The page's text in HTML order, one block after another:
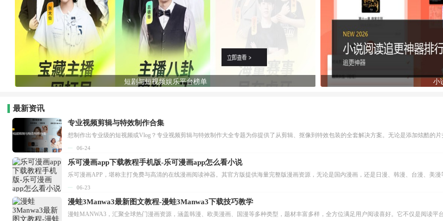
短剧与短视频娱乐平台榜单 小
最新资讯
专业视频剪辑与特效制作合集
想制作出专业级的短视频或Vlog？专业视频剪辑与特效制作大全专题为你提供了从剪辑、抠像到特效包装的全套解决方案。无论是添加炫酷的
06-24
乐可漫画app下载教程手机版-乐可漫画app怎么看小说
06-23
漫蛙3Manwa3最新图文教程-漫蛙3Manwa3下载技巧教学
漫蛙MANWA3，汇聚全球热门漫画资源，涵盖韩漫、欧美漫画、国漫等多种类型，题材丰富多样，全方位满足用户阅读喜好。它不仅是阅读平